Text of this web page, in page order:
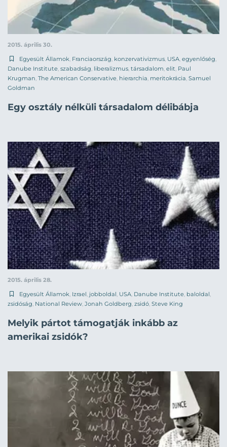
2015. április 30.
Egyesült Államok, Franciaország, konzervativizmus, USA, egyenlőség,
Danube Institute, szabadság, liberalizmus, társadalom, elit, Paul
Krugman, The American Conservative, hierarchia, meritokrácia, Samuel
Goldman
Egy osztály nélküli társadalom délibábja
2015. április 28.
Egyesült Államok, Izrael, jobboldal, USA, Danube Institute, baloldal,
zsidóság, National Review, Jonah Goldberg, zsidó, Steve King
Melyik pártot támogatják inkább az
amerikai zsidók?